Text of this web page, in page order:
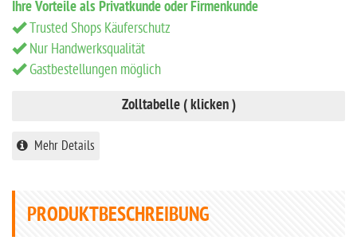
Ihre Vorteile als Privatkunde oder Firmenkunde
Trusted Shops Käuferschutz
Nur Handwerksqualität
Gastbestellungen möglich
Zolltabelle ( klicken )
Mehr Details
PRODUKTBESCHREIBUNG